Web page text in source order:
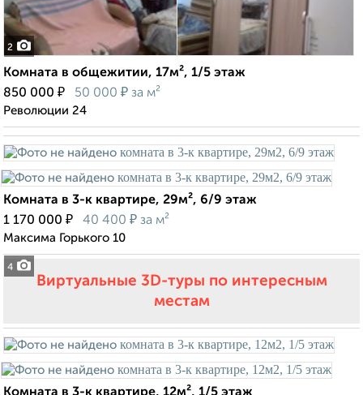
2
Комната в общежитии, 17м², 1/5 этаж
850 000 ₽ 50 000 ₽ за м²
Революции 24
4
Комната в 3-к квартире, 29м², 6/9 этаж
1 170 000 ₽ 40 400 ₽ за м²
Максима Горького 10
Виртуальные 3D-туры по интересным
местам